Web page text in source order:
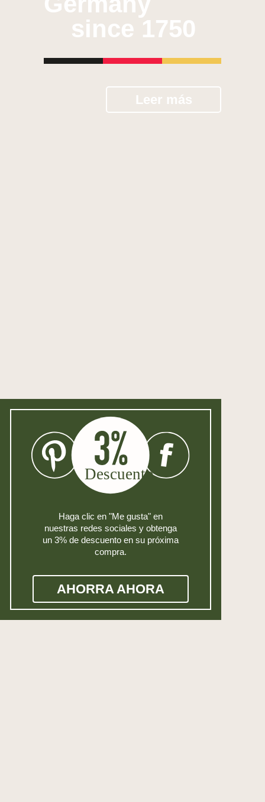
since 1750
Leer más
Haga clic en "Me gusta" en
nuestras redes sociales y obtenga
un 3% de descuento en su próxima
compra.
AHORRA AHORA